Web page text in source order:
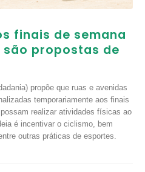
finais de semana
são propostas de
propõe que ruas e avenidas
temporariamente aos finais
realizar atividades físicas ao
é incentivar o ciclismo, bem
outras práticas de esportes.